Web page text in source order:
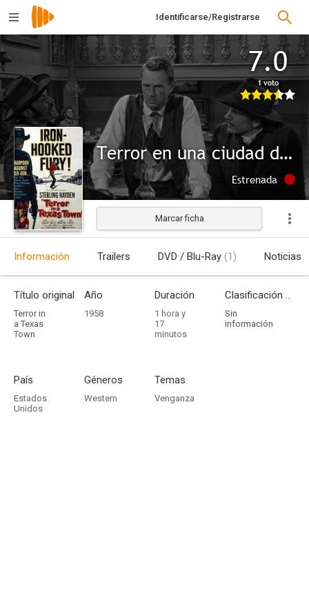
Identificarse/Registrarse
7.0
1 voto
Terror en una ciudad de Texas
Estrenada
Marcar ficha
Información Trailers DVD / Blu-Ray (1) Noticias
Título original
Terror in
a Texas
Town
Año
1958
Duración
1 hora y
17
minutos
Clasificación por edades
Sin
información
País
Estados
Unidos
Géneros
Western
Temas
Venganza